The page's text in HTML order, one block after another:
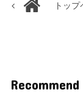
トッ
Recommend